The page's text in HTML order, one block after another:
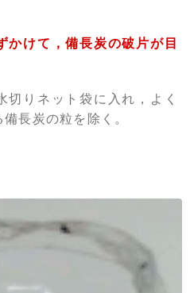
かけて，備長炭の破片が目
切りネット袋に入れ，よく
長炭の粒を除く。